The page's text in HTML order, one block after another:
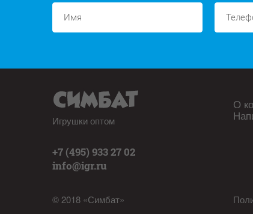
Игрушки оптом
+7 (495) 933 27 02
info@igr.ru
© 2018 «Симбат»
О